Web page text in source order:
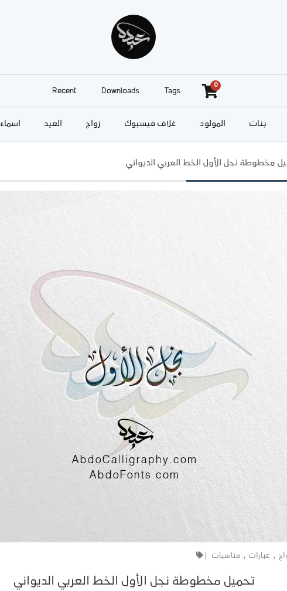
Recent Downloads Tags
0
أسماء العيد زواج غلاف فيسبوك المولود بنات
مخطوطة نجل الأول الخط العربي الديواني
, عبارات , مناسبات
تحميل مخطوطة نجل الأول الخط العربي الديواني